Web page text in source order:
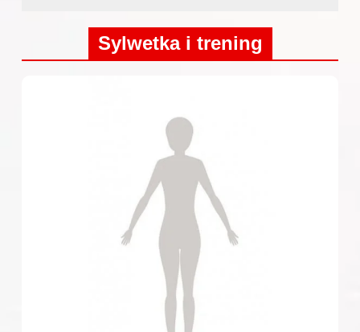
Sylwetka i trening